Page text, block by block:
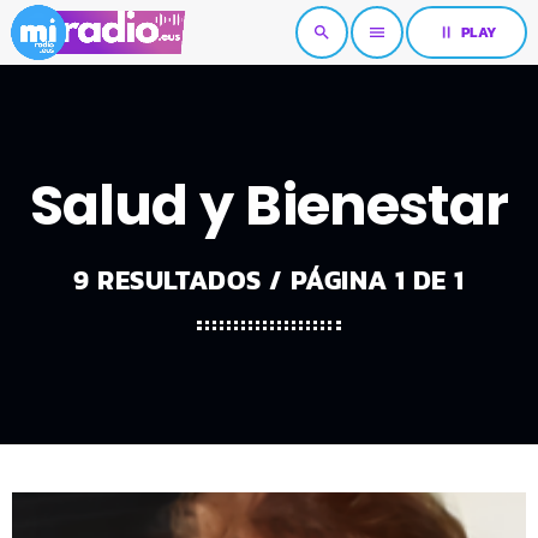
search menu pause PLAY
Salud y Bienestar
9 RESULTADOS / PÁGINA 1 DE 1